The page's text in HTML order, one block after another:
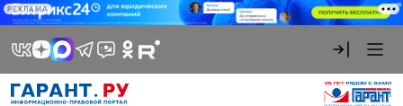
РЕКЛАМА